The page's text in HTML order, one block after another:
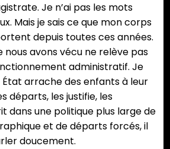
Je n’ai pas les mots
Mais je sais ce que mon corps
depuis toutes ces années.
nous avons vécu ne relève pas
administratif. Je
État arrache des enfants à leur
départs, les justifie, les
dans une politique plus large de
et de départs forcés, il
doucement.